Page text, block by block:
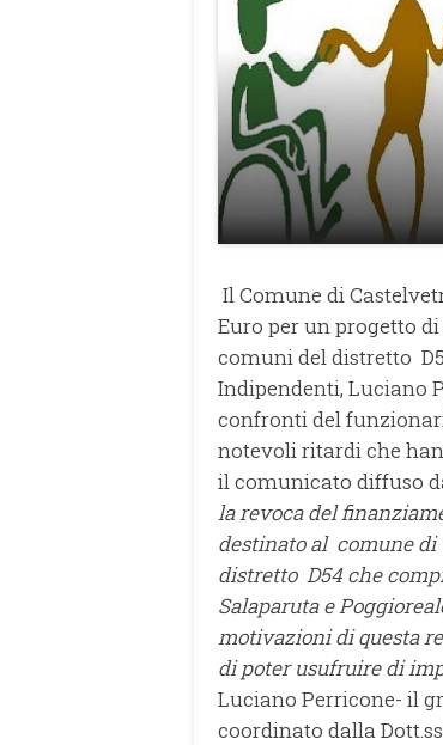
Il Comune di
Euro per un progetto
comuni del distretto
Indipendenti, Luciano
confronti del
notevoli ritardi che
il comunicato diffuso
la revoca del
destinato al comune di
distretto D54 che
Salaparuta e
motivazioni di questa
di poter usufruire di
Luciano Perricone- il
coordinato dalla